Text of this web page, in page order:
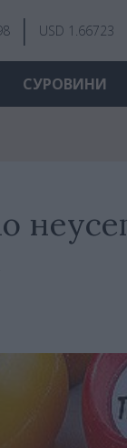
USD 1.66723
СУРОВИНИ